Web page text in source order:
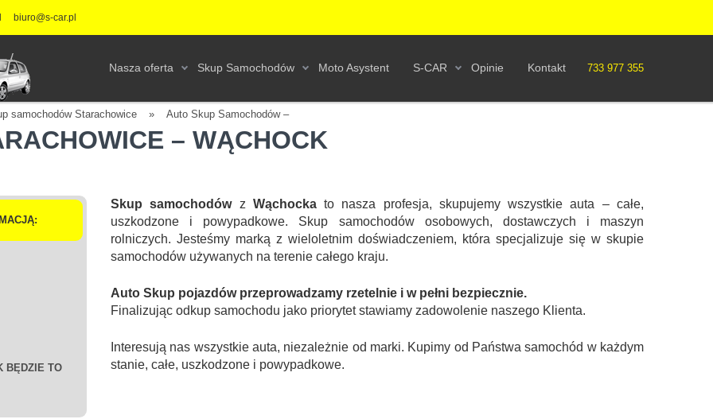
biuro@s-car.pl
733 977 355
Nasza oferta Skup Samochodów Moto Asystent S-CAR Opinie Kontakt
samochodów Starachowice » Auto Skup Samochodów –
– WĄCHOCK
BĘDZIE TO
Skup samochodówz Wąchockato nasza profesja, skupujemy wszystkie auta – całe,
uszkodzone i powypadkowe. Skup samochodów osobowych, dostawczych i maszyn
rolniczych. Jesteśmy marką z wieloletnim doświadczeniem, która specjalizuje się w skupie
samochodów używanych na terenie całego kraju.
Auto Skup pojazdów przeprowadzamy rzetelnie i w pełni bezpiecznie.
Finalizując odkup samochodu jako priorytet stawiamy zadowolenie naszego Klienta.
Interesują nas wszystkie auta, niezależnie od marki. Kupimy od Państwa samochód w każdym
stanie, całe, uszkodzone i powypadkowe.